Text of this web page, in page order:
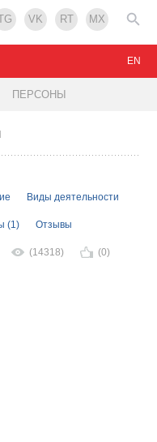
VK RT MX
ПЕРСОНЫ
EN
Виды деятельности
(1) Отзывы
(14318) (0)